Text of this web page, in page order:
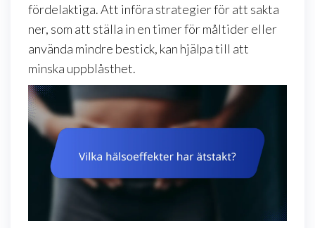
fördelaktiga. Att införa strategier för att sakta
ner, som att ställa in en timer för måltider eller
använda mindre bestick, kan hjälpa till att
minska uppblåsthet.